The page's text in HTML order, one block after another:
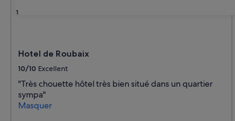
31
Hotel de Roubaix
10/10 Excellent
"Très chouette hôtel très bien situé dans un quartier
sympa"
Masquer